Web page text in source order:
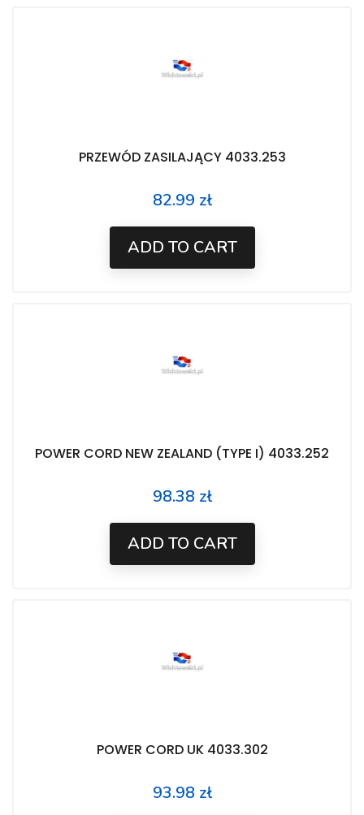
PRZEWÓD ZASILAJĄCY 4033.253
Price
82.99 zł
ADD TO CART
POWER CORD NEW ZEALAND (TYPE I) 4033.252
Price
98.38 zł
ADD TO CART
POWER CORD UK 4033.302
Price
93.98 zł